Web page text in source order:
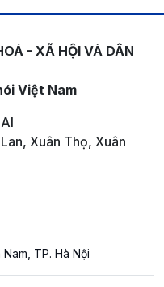
- XÃ HỘI VÀ DÂN
Việt Nam
Xuân Thọ, Xuân
TP. Hà Nội